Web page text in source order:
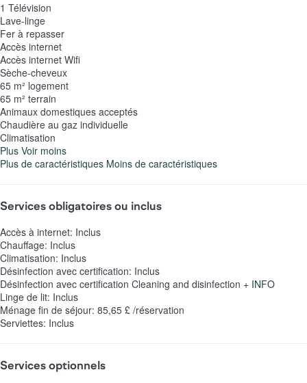
1 Télévision
Lave-linge
Fer à repasser
Accès internet
Accès internet Wifi
Sèche-cheveux
65 m² logement
65 m² terrain
Animaux domestiques acceptés
Chaudière au gaz individuelle
Climatisation
Plus Voir moins
Plus de caractéristiques Moins de caractéristiques
Services obligatoires ou inclus
Accès à internet: Inclus
Chauffage: Inclus
Climatisation: Inclus
Désinfection avec certification: Inclus
Désinfection avec certification Cleaning and disinfection + INFO
Linge de lit: Inclus
Ménage fin de séjour: 85,65 £ /réservation
Serviettes: Inclus
Services optionnels